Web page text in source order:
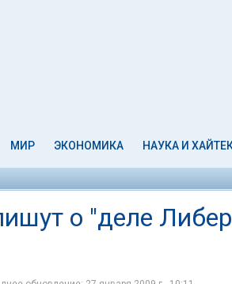
МИР ЭКОНОМИКА НАУКА И
о "деле